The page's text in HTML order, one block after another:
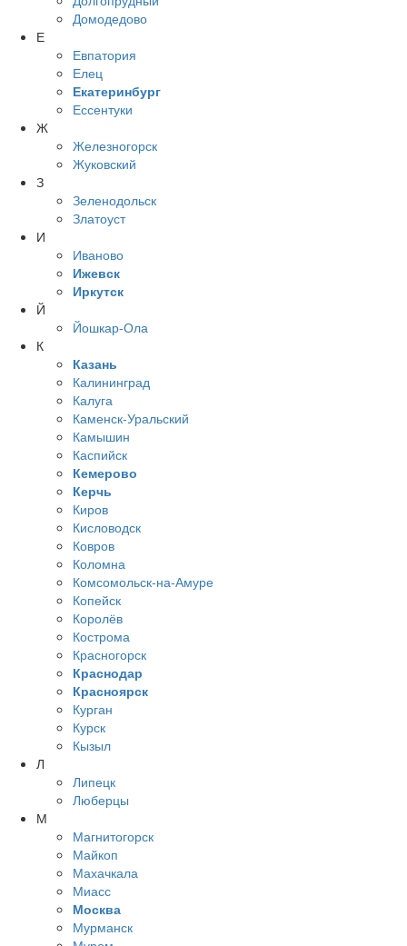
Домодедово
Е
Евпатория
Елец
Екатеринбург
Ессентуки
Ж
Железногорск
Жуковский
З
Зеленодольск
Златоуст
И
Иваново
Ижевск
Иркутск
Й
Йошкар-Ола
К
Казань
Калининград
Калуга
Каменск-Уральский
Камышин
Каспийск
Кемерово
Керчь
Киров
Кисловодск
Ковров
Коломна
Комсомольск-на-Амуре
Копейск
Королёв
Кострома
Красногорск
Краснодар
Красноярск
Курган
Курск
Кызыл
Л
Липецк
Люберцы
М
Магнитогорск
Майкоп
Махачкала
Миасс
Москва
Мурманск